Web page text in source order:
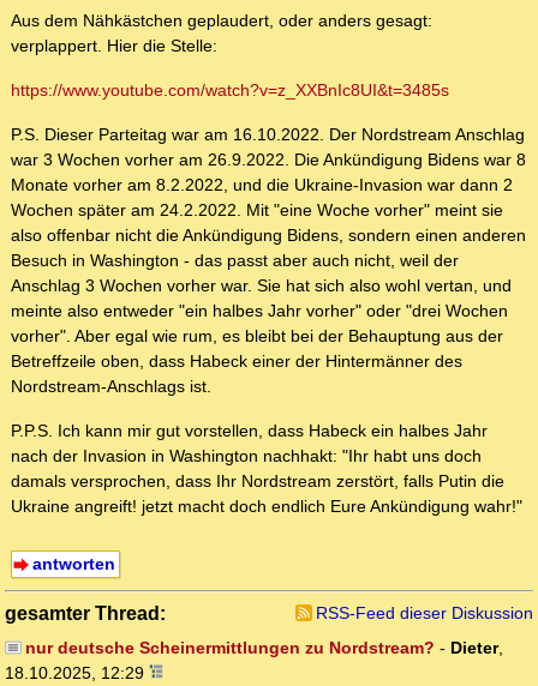
Aus dem Nähkästchen geplaudert, oder anders gesagt:
verplappert. Hier die Stelle:
https://www.youtube.com/watch?v=z_XXBnIc8UI&t=3485s
P.S. Dieser Parteitag war am 16.10.2022. Der Nordstream Anschlag
war 3 Wochen vorher am 26.9.2022. Die Ankündigung Bidens war 8
Monate vorher am 8.2.2022, und die Ukraine-Invasion war dann 2
Wochen später am 24.2.2022. Mit "eine Woche vorher" meint sie
also offenbar nicht die Ankündigung Bidens, sondern einen anderen
Besuch in Washington - das passt aber auch nicht, weil der
Anschlag 3 Wochen vorher war. Sie hat sich also wohl vertan, und
meinte also entweder "ein halbes Jahr vorher" oder "drei Wochen
vorher". Aber egal wie rum, es bleibt bei der Behauptung aus der
Betreffzeile oben, dass Habeck einer der Hintermänner des
Nordstream-Anschlags ist.
P.P.S. Ich kann mir gut vorstellen, dass Habeck ein halbes Jahr
nach der Invasion in Washington nachhakt: "Ihr habt uns doch
damals versprochen, dass Ihr Nordstream zerstört, falls Putin die
Ukraine angreift! jetzt macht doch endlich Eure Ankündigung wahr!"
antworten
gesamter Thread:
RSS-Feed dieser Diskussion
nur deutsche Scheinermittlungen zu Nordstream? - Dieter,
18.10.2025, 12:29